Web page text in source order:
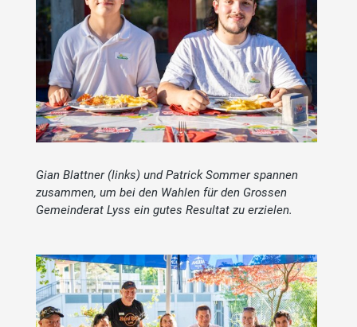
Gian Blattner (links) und Patrick Sommer spannen
zusammen, um bei den Wahlen für den Grossen
Gemeinderat Lyss ein gutes Resultat zu erzielen.